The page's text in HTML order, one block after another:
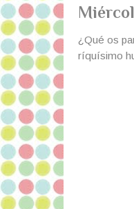
¿Qué os
ríquísimo